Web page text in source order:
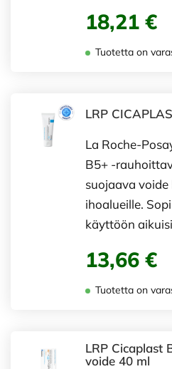
18,21 €
Tuotetta on
LRP
La Roche-
B5+ -
suojaava
ihoalueille.
käyttöön
13,66 €
Tuotetta on
LRP Cicaplast
voide 40 ml